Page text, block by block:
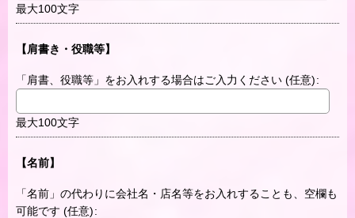
最大100文字
【肩書き・役職等】
「肩書、役職等」をお入れする場合はご入力ください (任意):
最大100文字
【名前】
「名前」の代わりに会社名・店名等をお入れすることも、空欄も
可能です (任意):